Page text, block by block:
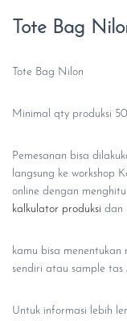
Tote Bag
Tote Bag Nilon
Minimal qty produksi
Pemesanan bisa
langsung ke workshop
online dengan
kalkulator produksi dan
kamu bisa
sendiri atau sample tas
Untuk informasi lebih